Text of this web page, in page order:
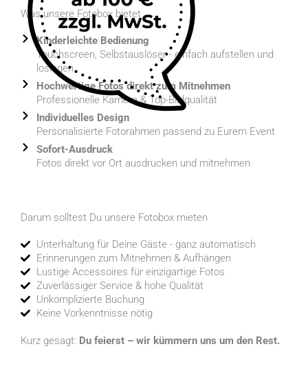
Was unsere Fotobox bietet
Kinderleichte Bedienung
Touchscreen, Selbstauslöser - einfach aufstellen und
loslegen
Hochwertige Fotos direkt zum Mitnehmen
Professionelle Kamera & Top-Bildqualität
Individuelles Design
Personalisierte Fotorahmen passend zu Eurem Event
Sofort-Ausdruck
Fotos direkt vor Ort ausdrucken und mitnehmen
Darum solltest Du unsere Fotobox mieten
Unterhaltung für Deine Gäste - ganz automatisch
Erinnerungen zum Mitnehmen & Aufhängen
Lustige Accessoires für einzigartige Fotos
Zuverlässiger Service & hohe Qualität
Unkomplizierte Buchung
Keine Vorkenntnisse nötig
Kurz gesagt: Du feierst – wir kümmern uns um den Rest.